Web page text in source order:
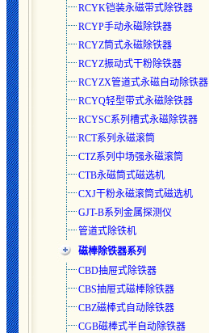
RCYK铠装永磁带式除铁器
RCYP手动永磁除铁器
RCYZ筒式永磁除铁器
RCYZ振动式干粉除铁器
RCYZX管道式永磁自动除铁器
RCYQ轻型带式永磁除铁器
RCYSC系列槽式永磁除铁器
RCT系列永磁滚筒
CTZ系列中场强永磁滚筒
CTB永磁筒式磁选机
CXJ干粉永磁滚筒式磁选机
GJT-B系列金属探测仪
管道式除铁机
磁棒除铁器系列
CBD抽屉式除铁器
CBS抽屉式磁棒除铁器
CBZ磁棒式自动除铁器
CGB磁棒式半自动除铁器